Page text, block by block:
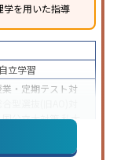
学を用いた指導
自立学習
業・定期テスト対
国公立大対策私大
)対策
その